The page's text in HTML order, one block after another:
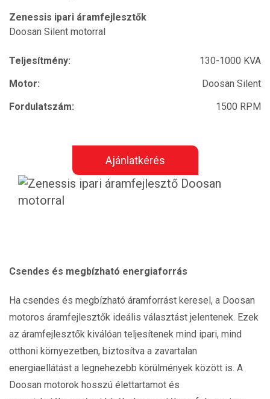
Zenessis ipari áramfejlesztők
Doosan Silent motorral
Teljesítmény:
130-1000 KVA
Motor:
Doosan Silent
Fordulatszám:
1500 RPM
Ajánlatkérés
Csendes és megbízható energiaforrás
Ha csendes és megbízható áramforrást keresel, a Doosan
motoros áramfejlesztők ideális választást jelentenek. Ezek
az áramfejlesztők kiválóan teljesítenek mind ipari, mind
otthoni környezetben, biztosítva a zavartalan
energiaellátást a legnehezebb körülmények között is. A
Doosan motorok hosszú élettartamot és